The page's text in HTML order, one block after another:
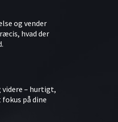
og vender
hvad der
– hurtigt,
på dine